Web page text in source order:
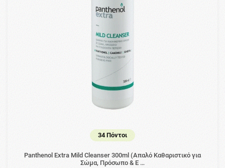
34 Πόντοι
Panthenol Extra Mild Cleanser 300ml (Απαλό Καθαριστικό για
Σώμα, Πρόσωπο & Ε …